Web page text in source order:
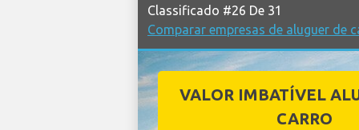
Classificado #26 De 31
Comparar empresas de aluguer de
VALOR IMBATÍVEL
CARRO